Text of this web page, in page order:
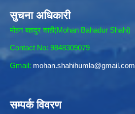
सुचना अधिकारी
मोहन बहादुर शाही(Mohan Bahadur Shahi)
Contact No: 9848309079
Gmail: mohan.shahihumla@gmail.com
सम्पर्क विवरण